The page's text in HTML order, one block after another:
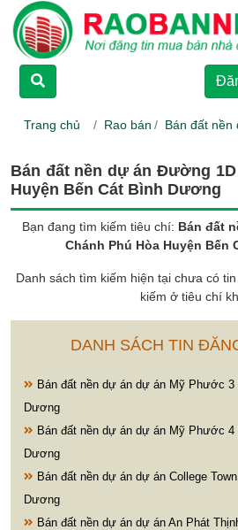
Trang chủ Rao bán Bán đất nền
Bán đất nền dự án Đường 1D
Huyện Bến Cát Bình Dương
Bạn đang tìm kiếm tiêu chí: Bán đất
Chánh Phú Hòa Huyện Bến
Danh sách tìm kiếm hiện tại chưa có
kiếm ở tiêu chí
DANH SÁCH TIN
Bán đất nền dự án dự án Mỹ Phước 3
Dương
Bán đất nền dự án dự án Mỹ Phước 4
Dương
Bán đất nền dự án dự án College
Dương
Bán đất nền dự án dự án An Phát
TRANG CHỦ
CHO THUÊ
LIÊN HỆ